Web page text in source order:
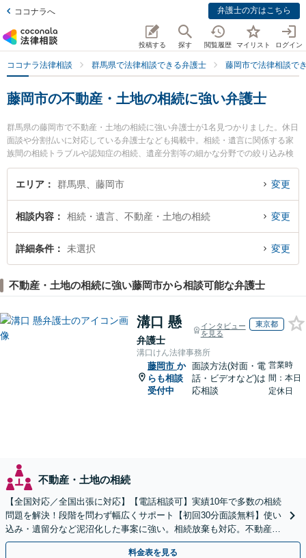
ココナラへ 弁護士の方はこちら
投稿する 探す 閲覧履歴 マイリスト ログイン
ココナラ法律相談 群馬県で法律相談できる弁護士 藤岡市で法律相談で
藤岡市の不動産・土地の相続に強い弁護士
群馬県の藤岡市で不動産・土地の相続に強い弁護士が1名見つかりました。休日
面談や分割払いに対応している弁護士なども掲載中。相続・遺言に関係する家
族間の相続トラブルや認知症の相続、遺産分割等の細かな分野での絞り込み検
索もでき便利です。特に小林法律事務所の小林 智昭弁護士のプロフィール情報
や弁護士費用、強みなどが注目されています。『藤岡市で土日や夜間に発生し
談無料で不動産・土地の相続を法律相談できる藤岡市内の弁護士に相談予約し
たい』などでお困りの相談者さんにおすすめです。
エリア 群馬県、藤岡市 変更
相談内容 相続・遺言、不動産・土地の相続 変更
詳細条件 未選択 変更
不動産・土地の相続に強い藤岡市から相談可能な弁護士
溝口 懸
弁護士
インタビュー
を見る
東京都
溝口けん法律事務所
藤岡市 か
らも相談
受付中
面談方法(対面・電
話・ビデオなど)は
応相談
営業時
間：本日
定休日
不動産・土地の相続
【全国対応／全国出張に対応】【電話相談可】実績10年で多数の相続
問題を解決！段階を問わず幅広くサポート【初回30分面談無料】使い
込み・遺留分など泥沼化した事案に強い。相続放棄も対応。不動産相
続は次世代を見据えたご提案。生前対策もお任せを
料金表を見る